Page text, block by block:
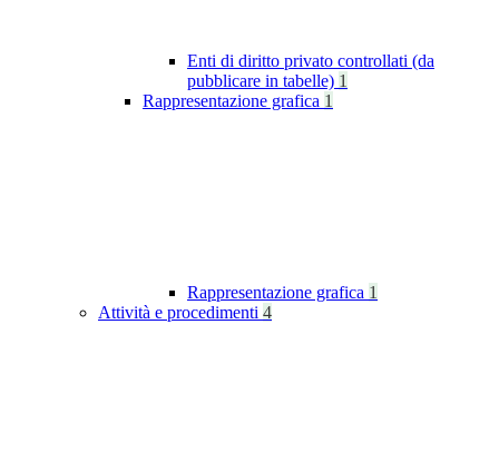
Enti di diritto privato controllati (da
pubblicare in tabelle) 1
Rappresentazione grafica 1
Rappresentazione grafica 1
Attività e procedimenti 4